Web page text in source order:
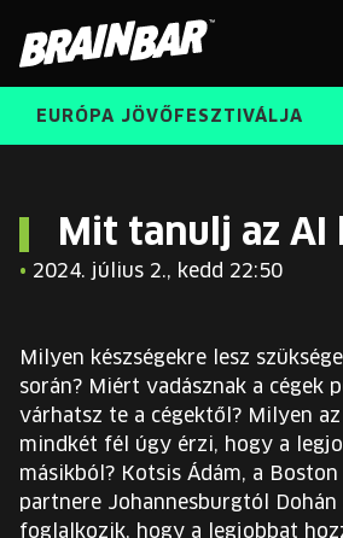
Bar
KORÁBBI ELŐADÓK
BRAIN BAR™ TRIBE
KARRIER
EURÓPA JÖVŐFESZTIVÁLJA
INGYENES DIÁK- ÉS
KOSÁR
Mit tanulj az AI
• 2024. július 2., kedd 22:50
Milyen készségekre lesz
során? Miért vadásznak a cégek
várhatsz te a cégektől? Milyen
mindkét fél úgy érzi, hogy a
másikból? Kotsis Ádám, a
partnere Johannesburgtól Dohán
foglalkozik, hogy a legjobbat